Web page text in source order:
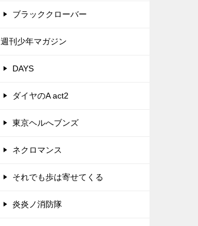
ブラッククローバー
週刊少年マガジン
DAYS
ダイヤのA act2
東京ヘルへブンズ
ネクロマンス
それでも歩は寄せてくる
炎炎ノ消防隊